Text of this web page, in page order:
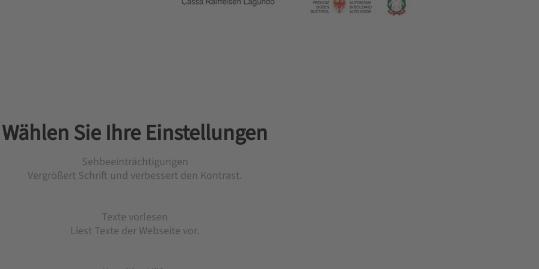
Wählen Sie Ihre Einstellungen
Sehbeeinträchtigungen
Vergrößert Schrift und verbessert den Kontrast.
Texte vorlesen
Liest Texte der Webseite vor.